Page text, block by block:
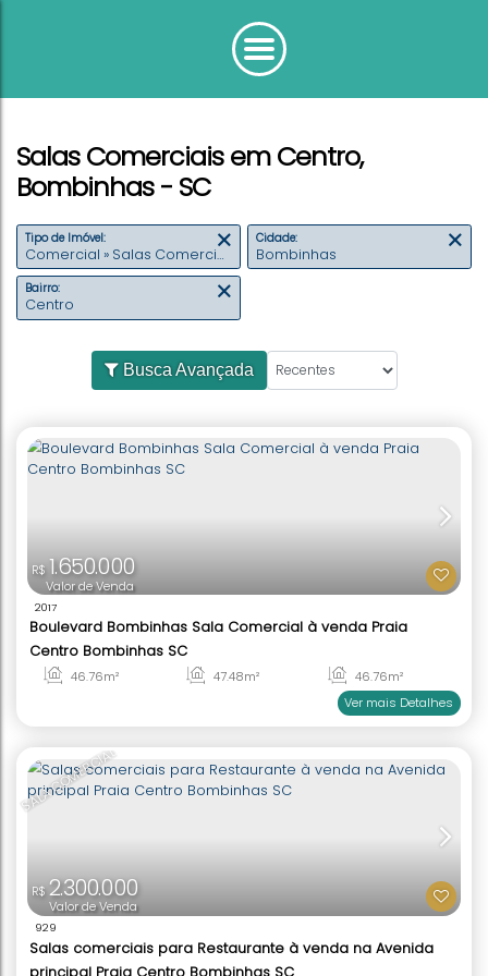
Salas Comerciais em Centro,
Bombinhas - SC
Tipo de Imóvel:
Comercial » Salas Comerciais
Cidade:
Bairro:
Busca Avançada
Valor de Venda
Boulevard Bombinhas Sala Comercial à venda
46
Ver